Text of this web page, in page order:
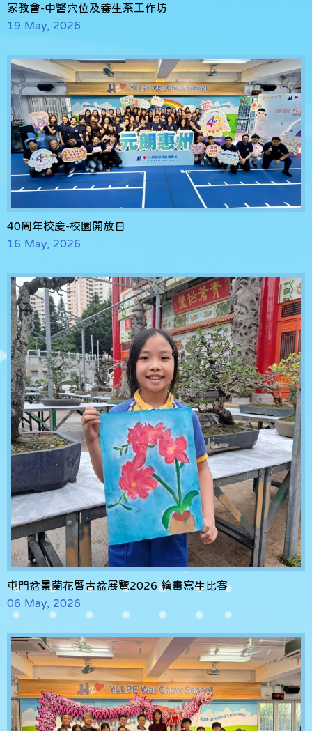
家教會-中醫穴位及養生茶工作坊
19 May, 2026
40周年校慶-校園開放日
16 May, 2026
屯門盆景蘭花暨古盆展覽2026 繪畫寫生比賽
06 May, 2026